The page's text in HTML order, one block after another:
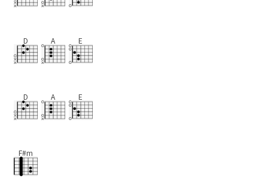
D A E
D A E
F#m